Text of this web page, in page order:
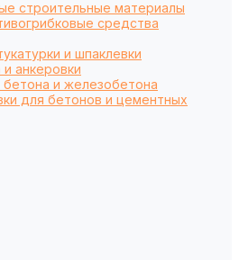
строительные материалы
средства
и шпаклевки
анкеровки
и железобетона
для бетонов и цементных